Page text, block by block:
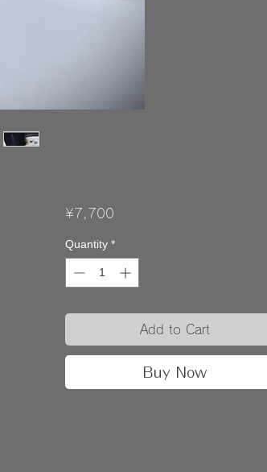
¥7,700Price
Quantity *
Add to Cart
Buy Now